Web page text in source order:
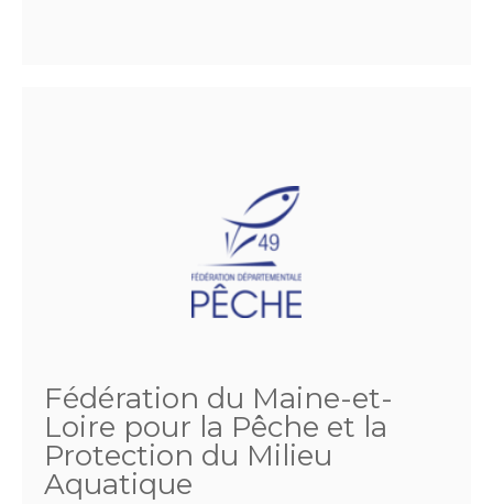
Fédération du Maine-et-
Loire pour la Pêche et la
Protection du Milieu
Aquatique